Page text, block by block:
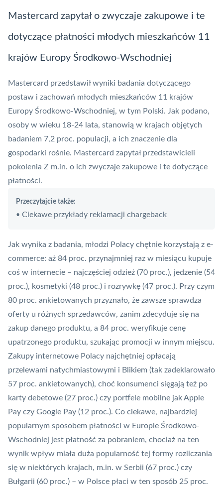
Mastercard zapytał o zwyczaje zakupowe i te
dotyczące płatności młodych mieszkańców 11
krajów Europy Środkowo-Wschodniej
Mastercard przedstawił wyniki badania dotyczącego
postaw i zachowań młodych mieszkańców 11 krajów
Europy Środkowo-Wschodniej, w tym Polski. Jak podano,
osoby w wieku 18-24 lata, stanowią w krajach objętych
badaniem 7,2 proc. populacji, a ich znaczenie dla
gospodarki rośnie. Mastercard zapytał przedstawicieli
pokolenia Z m.in. o ich zwyczaje zakupowe i te dotyczące
płatności.
Przeczytajcie także:
• Ciekawe przykłady reklamacji chargeback
Jak wynika z badania, młodzi Polacy chętnie korzystają z e-
commerce: aż 84 proc. przynajmniej raz w miesiącu kupuje
coś w internecie – najczęściej odzież (70 proc.), jedzenie (54
proc.), kosmetyki (48 proc.) i rozrywkę (47 proc.). Przy czym
80 proc. ankietowanych przyznało, że zawsze sprawdza
oferty u różnych sprzedawców, zanim zdecyduje się na
zakup danego produktu, a 84 proc. weryfikuje cenę
upatrzonego produktu, szukając promocji w innym miejscu.
Zakupy internetowe Polacy najchętniej opłacają
przelewami natychmiastowymi i Blikiem (tak zadeklarowało
57 proc. ankietowanych), choć konsumenci sięgają też po
karty debetowe (27 proc.) czy portfele mobilne jakApple
Pay czy Google Pay (12 proc.). Co ciekawe, najbardziej
popularnym sposobem płatności w Europie Środkowo-
Wschodniej jest płatność za pobraniem, chociaż na ten
wynik wpływ miała duża popularność tej formy rozliczania
się w niektórych krajach, m.in. w Serbii (67 proc.) czy
Bułgarii (60 proc.) – w Polsce płaci w ten sposób 25 proc.